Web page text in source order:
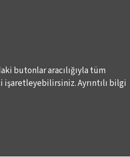
İlişkin Hukuki Kurallar Haber
butonlar aracılığıyla tüm
Ayrıntılı bilgi